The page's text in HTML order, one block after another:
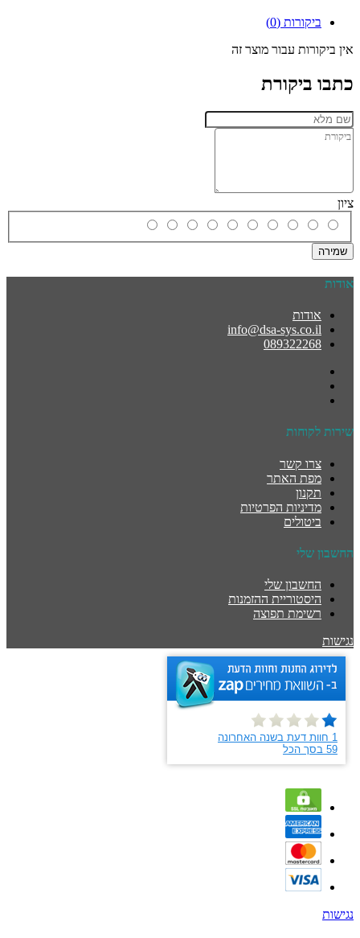
ביקורות (0)
אין ביקורות עבור מוצר זה
כתבו ביקורת
ציון
שמירה
אודות
אודות
info@dsa-sys.co.il
089322268
שירות לקוחות
צרו קשר
מפת האתר
תקנון
מדיניות הפרטיות
ביטולים
החשבון שלי
החשבון שלי
היסטוריית ההזמנות
רשימת תפוצה
נגישות
נגישות